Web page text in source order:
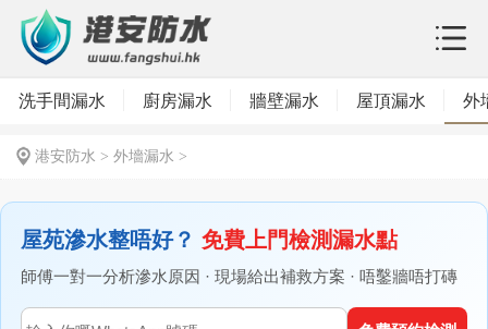
洗手間漏水 廚房漏水 牆壁漏水 屋頂漏水 外
港安防水 > 外墻漏水 >
屋苑滲水整唔好？ 免費上門檢測漏水點
師傅一對一分析滲水原因 · 現場給出補救方案 · 唔鑿牆唔打磚